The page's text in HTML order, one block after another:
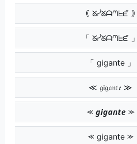
｟ ᘜᓰᘜᗩᘉᖶᘿ ｠
「 ᘜᓰᘜᗩᘉᖶᘿ 」
「 gigante 」
≪ 𝔤𝔦𝔤𝔞𝔫𝔱𝔢 ≫
⪻ 𝙜𝙞𝙜𝙖𝙣𝙩𝙚 ⪼
⪻ gigante ⪼